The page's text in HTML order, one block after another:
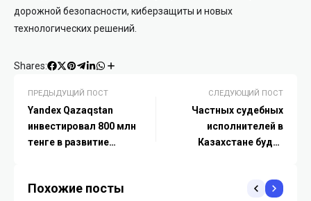
дорожной безопасности, киберзащиты и новых
технологических решений.
Shares:
ПРЕДЫДУЩИЙ ПОСТ
Yandex Qazaqstan
инвестировал 800 млн
тенге в развитие
СЛЕДУЮЩИЙ ПОСТ
Частных судебных
исполнителей в
Казахстане будут
Похожие посты